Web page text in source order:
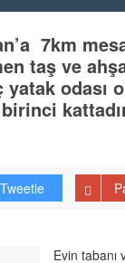
7km
taş ve
yatak odası
Tweetle
Evin tabanı